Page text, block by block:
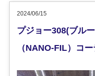
2024/06/15
プジョー308(ブル
（NANO-FIL）コ